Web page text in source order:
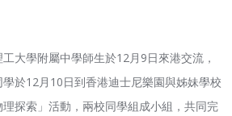
大學附屬中學師生於12月9日來港交流，
於12月10日到香港迪士尼樂園與姊妹學校
探索」活動，兩校同學組成小組，共同完